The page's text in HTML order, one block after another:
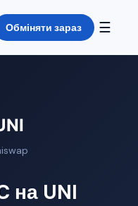
Обміняти зараз ☰
на UNI